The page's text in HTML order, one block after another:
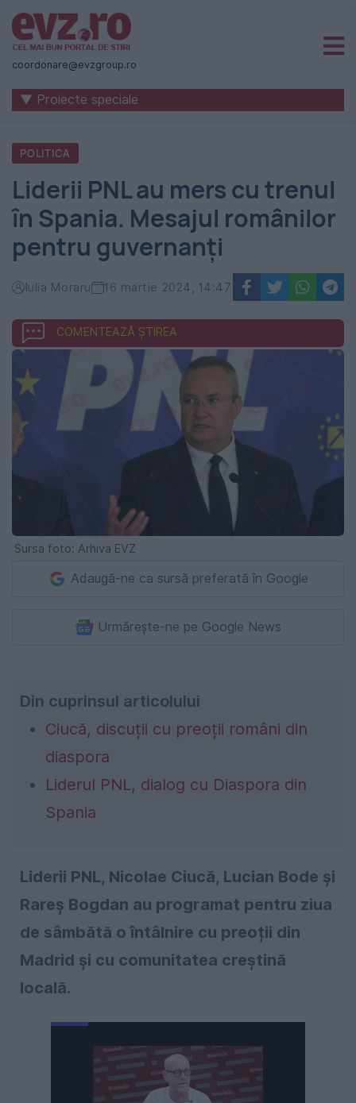
Știri
naționale
internaționale
România
-
Evenimentul
Zilei
coordonare@evzgroup.ro
▼ Proiecte speciale
POLITICA
Liderii PNL au mers cu trenul
în Spania. Mesajul românilor
pentru guvernanți
Iulia Moraru 16 martie 2024, 14:47
COMENTEAZĂ ȘTIREA
Sursa foto: Arhiva EVZ
Adaugă-ne ca sursă preferată în Google
Urmărește-ne pe Google News
Din cuprinsul articolului
Ciucă, discuții cu preoții români din
diaspora
Liderul PNL, dialog cu Diaspora din
Spania
Liderii PNL, Nicolae Ciucă, Lucian Bode și
Rareș Bogdan au programat pentru ziua
de sâmbătă o întâlnire cu preoții din
Madrid și cu comunitatea creștină
locală.